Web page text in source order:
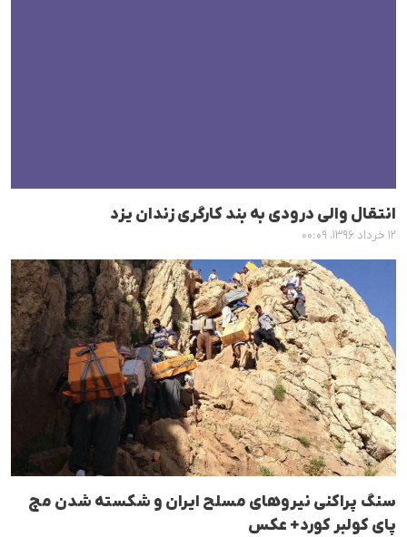
انتقال والی درودی بە بند کارگری زندان یزد
۱۲ خرداد ۱۳۹۶، ۰۰:۰۹
سنگ پراکنی نیروهای مسلح ایران و شکستە شدن مچ
پای کولبر کورد+ عکس